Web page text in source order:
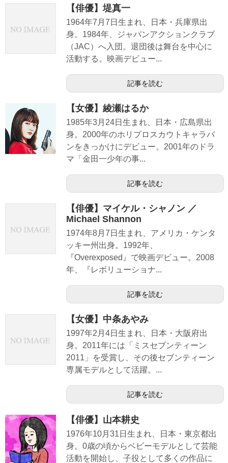
【俳優】堤真一
1964年7月7日生まれ、日本・兵庫県出
身。1984年、ジャパンアクションクラブ
（JAC）へ入団。退団後は舞台を中心に
活動する。映画デビュー...
記事を読む
【女優】綾瀬はるか
1985年3月24日生まれ、日本・広島県出
身。2000年のホリプロスカウトキャラバ
ンをきっかけにデビュー。2001年のドラ
マ「金田一少年の事...
記事を読む
【俳優】マイケル・シャノン ／
Michael Shannon
1974年8月7日生まれ、アメリカ・ケンタ
ッキー州出身。1992年、
『Overexposed』で映画デビュー。2008
年、『レボリューショナ...
記事を読む
【女優】中条あやみ
1997年2月4日生まれ、日本・大阪府出
身。2011年には「ミスセブンティーン
2011」を受賞し、その後セブンティーン
専属モデルとして活躍。...
記事を読む
【俳優】山本耕史
1976年10月31日生まれ、日本・東京都出
身。0歳の頃からベビーモデルとして芸能
活動を開始し、子役として多くの作品に